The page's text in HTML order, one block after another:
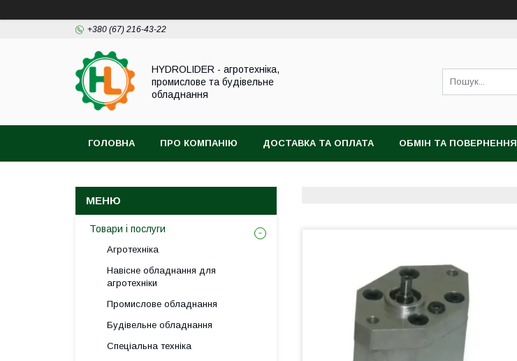
+380 (67) 216-43-22
HYDROLIDER - агротехніка,
промислове та будівельне
обладнання
ГОЛОВНА ПРО КОМПАНІЮ ДОСТАВКА ТА ОПЛАТА ОБМІН ТА ПОВЕРНЕННЯ
Товари і послуги
Агротехніка
Навісне обладнання для
агротехніки
Промислове обладнання
Будівельне обладнання
Спеціальна техніка